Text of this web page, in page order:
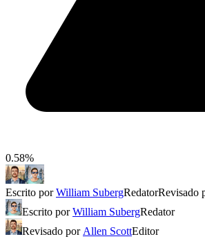
0.58%
Escrito porWilliam SubergRedatorRevisado
Escrito porWilliam SubergRedator
Revisado por Allen ScottEditor